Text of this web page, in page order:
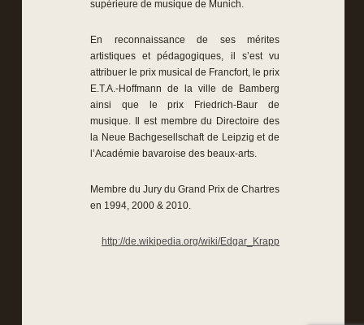
supérieure de musique de Munich.
En reconnaissance de ses mérites
artistiques et pédagogiques, il s’est vu
attribuer le prix musical de Francfort, le prix
E.T.A.-Hoffmann de la ville de Bamberg
ainsi que le prix Friedrich-Baur de
musique. Il est membre du Directoire des
la Neue Bachgesellschaft de Leipzig et de
l’Académie bavaroise des beaux-arts.
Membre du Jury du Grand Prix de Chartres
en 1994, 2000 & 2010.
http://de.wikipedia.org/wiki/Edgar_Krapp